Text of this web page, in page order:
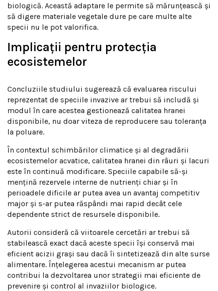
biologică. Această adaptare le permite să mărunțească și
să digere materiale vegetale dure pe care multe alte
specii nu le pot valorifica.
Implicații pentru protecția
ecosistemelor
Concluziile studiului sugerează că evaluarea riscului
reprezentat de speciile invazive ar trebui să includă și
modul în care acestea gestionează calitatea hranei
disponibile, nu doar viteza de reproducere sau toleranța
la poluare.
În contextul schimbărilor climatice și al degradării
ecosistemelor acvatice, calitatea hranei din râuri și lacuri
este în continuă modificare. Speciile capabile să-și
mențină rezervele interne de nutrienți chiar și în
perioadele dificile ar putea avea un avantaj competitiv
major și s-ar putea răspândi mai rapid decât cele
dependente strict de resursele disponibile.
Autorii consideră că viitoarele cercetări ar trebui să
stabilească exact dacă aceste specii își conservă mai
eficient acizii grași sau dacă îi sintetizează din alte surse
alimentare. Înțelegerea acestui mecanism ar putea
contribui la dezvoltarea unor strategii mai eficiente de
prevenire și control al invaziilor biologice.